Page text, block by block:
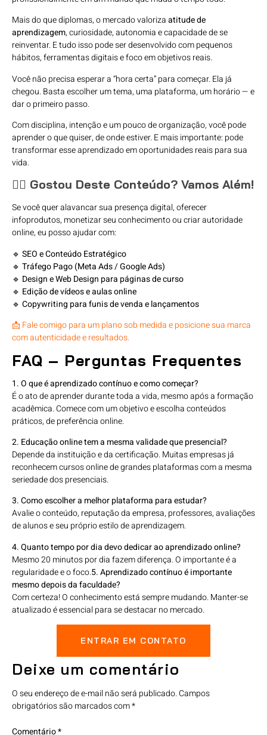
Mais do que diplomas, o mercado valorizaatitude de
aprendizagem, curiosidade, autonomia e capacidade de se
reinventar. E tudo isso pode ser desenvolvido com pequenos
hábitos, ferramentas digitais e foco em objetivos reais.
Você não precisa esperar a “hora certa” para começar. Ela já
chegou. Basta escolher um tema, uma plataforma, um horário — e
dar o primeiro passo.
Com disciplina, intenção e um pouco de organização, você pode
aprender o que quiser, de onde estiver. E mais importante: pode
transformar esse aprendizado em oportunidades reais para sua
vida.
🙋‍♀️ Gostou Deste Conteúdo? Vamos Além!
Se você quer alavancar sua presença digital, oferecer
infoprodutos, monetizar seu conhecimento ou criar autoridade
online, eu posso ajudar com:
🔹 SEO e Conteúdo Estratégico
🔹 Tráfego Pago (Meta Ads / Google Ads)
🔹 Design e Web Design para páginas de curso
🔹 Edição de vídeos e aulas online
🔹 Copywriting para funis de venda e lançamentos
📩 Fale comigo para um plano sob medida e posicione sua marca
com autenticidade e resultados.
FAQ – Perguntas Frequentes
1. O que é aprendizado contínuo e como começar?
É o ato de aprender durante toda a vida, mesmo após a formação
acadêmica. Comece com um objetivo e escolha conteúdos
práticos, de preferência online.
2. Educação online tem a mesma validade que presencial?
Depende da instituição e da certificação. Muitas empresas já
reconhecem cursos online de grandes plataformas com a mesma
seriedade dos presenciais.
3. Como escolher a melhor plataforma para estudar?
Avalie o conteúdo, reputação da empresa, professores, avaliações
de alunos e seu próprio estilo de aprendizagem.
4. Quanto tempo por dia devo dedicar ao aprendizado online?
Mesmo 20 minutos por dia fazem diferença. O importante é a
regularidade e o foco.5. Aprendizado contínuo é importante
mesmo depois da faculdade?
Com certeza! O conhecimento está sempre mudando. Manter-se
atualizado é essencial para se destacar no mercado.
ENTRAR EM CONTATO
Deixe um comentário
O seu endereço de e-mail não será publicado.Campos
obrigatórios são marcados com*
Comentário*